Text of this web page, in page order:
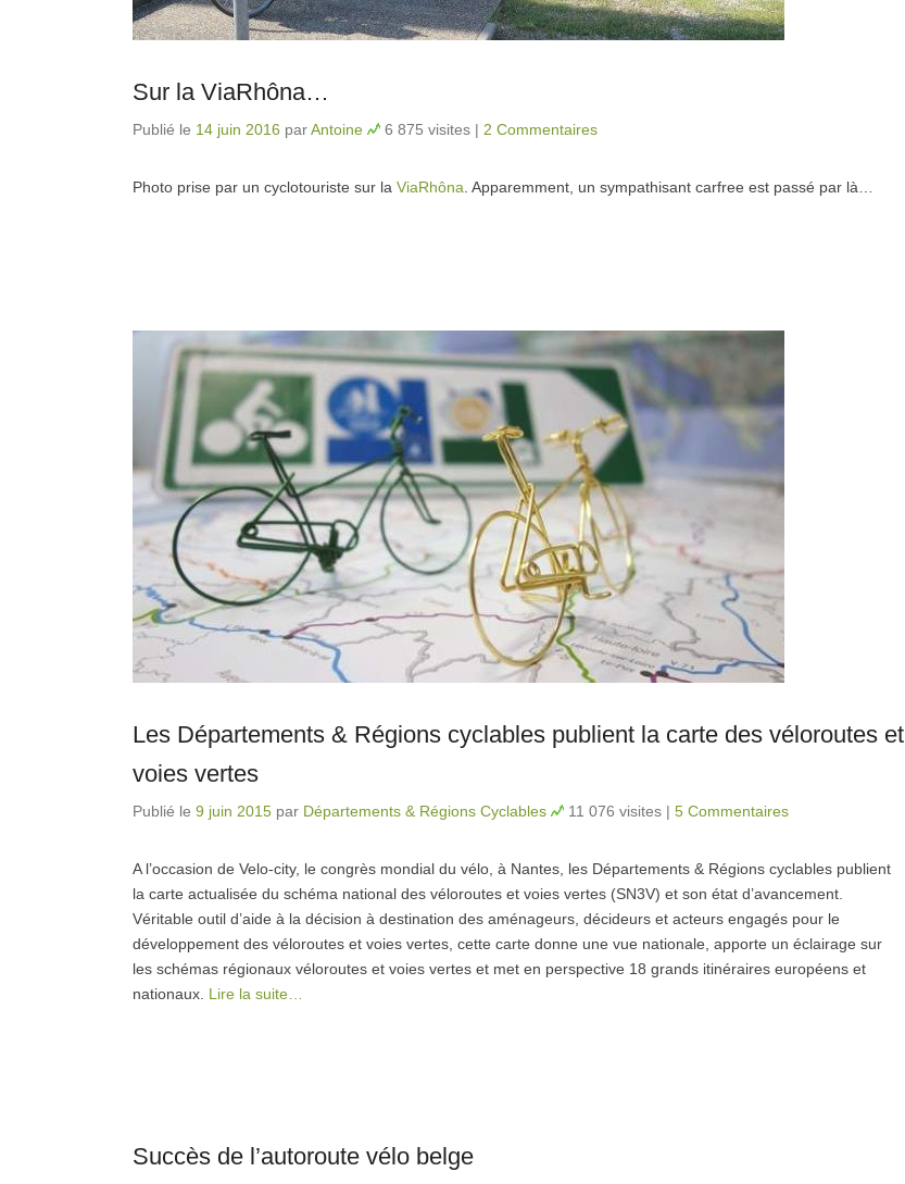
Sur la ViaRhôna…
Publié le 14 juin 2016 parAntoine 6 875 visites | 2 Commentaires
Photo prise par un cyclotouriste sur la ViaRhôna . Apparemment, un sympathisant carfree est passé par là…
Les Départements & Régions cyclables publient la carte des véloroutes et
voies vertes
Publié le 9 juin 2015 par Départements & Régions Cyclables 11 076 visites | 5 Commentaires
A l’occasion de Velo-city, le congrès mondial du vélo, à Nantes, les Départements & Régions cyclables publient
la carte actualisée du schéma national des véloroutes et voies vertes (SN3V) et son état d’avancement.
Véritable outil d’aide à la décision à destination des aménageurs, décideurs et acteurs engagés pour le
développement des véloroutes et voies vertes, cette carte donne une vue nationale, apporte un éclairage sur
les schémas régionaux véloroutes et voies vertes et met en perspective 18 grands itinéraires européens et
nationaux. Lire la suite…
Succès de l’autoroute vélo belge